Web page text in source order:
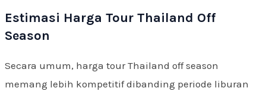
Estimasi Harga Tour Thailand Off
Season
Secara umum, harga tour Thailand off season
memang lebih kompetitif dibanding periode liburan